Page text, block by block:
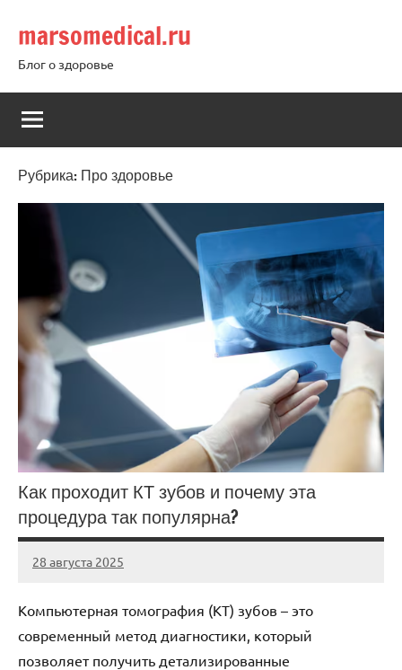
содержимому
marsomedical.ru
Блог о здоровье
Рубрика: Про здоровье
Как проходит КТ зубов и почему эта
процедура так популярна?
28 августа 2025
Avtor
Нет
Компьютерная томография (КТ) зубов – это
современный метод диагностики, который
позволяет получить детализированные